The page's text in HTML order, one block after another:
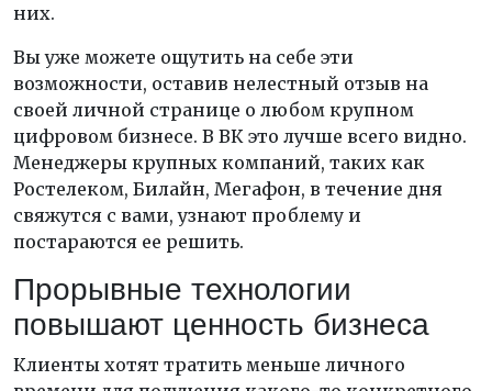
них.
Вы уже можете ощутить на себе эти
возможности, оставив нелестный отзыв на
своей личной странице о любом крупном
цифровом бизнесе. В ВК это лучше всего видно.
Менеджеры крупных компаний, таких как
Ростелеком, Билайн, Мегафон, в течение дня
свяжутся с вами, узнают проблему и
постараются ее решить.
Прорывные технологии
повышают ценность бизнеса
Клиенты хотят тратить меньше личного